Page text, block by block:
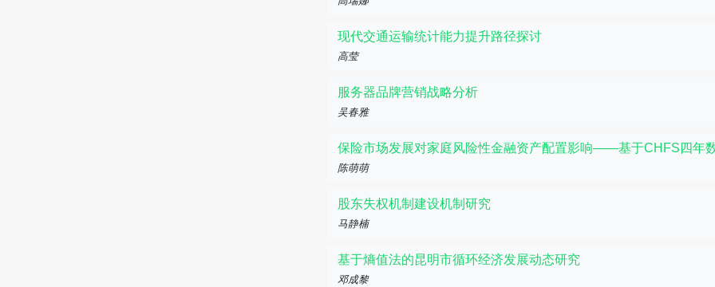
现代交通运输统计能力提升路径探讨
高莹
服务器品牌营销战略分析
吴春雅
保险市场发展对家庭风险性金融资产配置影响——基于CHFS四年
陈萌萌
股东失权机制建设机制研究
马静楠
基于熵值法的昆明市循环经济发展动态研究
邓成黎